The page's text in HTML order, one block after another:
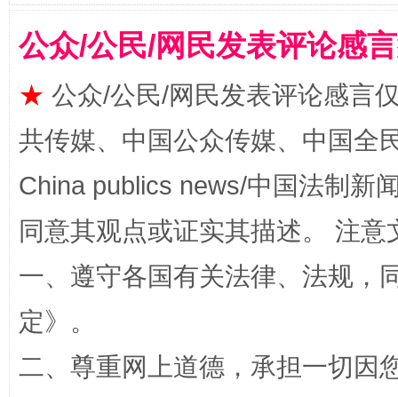
全民健身五年计划来了！等你上场
阿坝州三大球赛在茂县开幕 规模
公众/公民/网民发表评论感
★ 公众/公民/网民发表评论感言
共传媒、中国公众传媒、中国全
China publics news/中国法制新
同意其观点或证实其描述。 注
一、遵守各国有关法律、法规，
定》。
二、尊重网上道德，承担一切因